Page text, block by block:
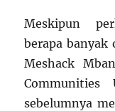
Meskipun
berapa banyak
Meshack
sebelumnya